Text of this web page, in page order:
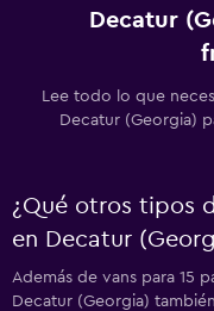
Decatur
Lee todo lo que
Decatur (Georgia)
¿Qué otros tipos
en Decatur
Además de vans para 15
Decatur (Georgia)